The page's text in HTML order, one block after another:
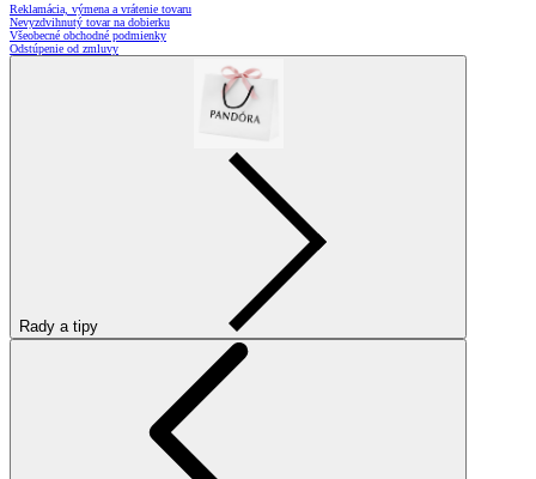
Reklamácia, výmena a vrátenie tovaru
Nevyzdvihnutý tovar na dobierku
Všeobecné obchodné podmienky
Odstúpenie od zmluvy
Rady a tipy